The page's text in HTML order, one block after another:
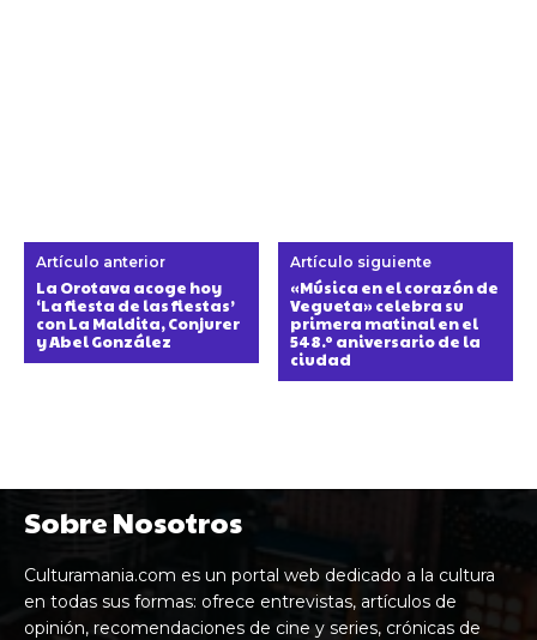
Artículo anterior
La Orotava acoge hoy
‘La fiesta de las fiestas’
con La Maldita, Conjurer
y Abel González
Artículo siguiente
«Música en el corazón de
Vegueta» celebra su
primera matinal en el
548.º aniversario de la
ciudad
Sobre Nosotros
Culturamania.com es un portal web dedicado a la cultura
en todas sus formas: ofrece entrevistas, artículos de
opinión, recomendaciones de cine y series, crónicas de